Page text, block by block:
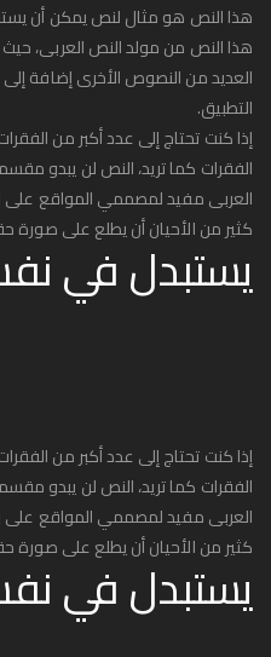
هذا النص هو مثال لنص يمكن أن
هذا النص من مولد النص العربى،
العديد من النصوص الأخرى إضافة
التطبيق.
إذا كنت تحتاج إلى عدد أكبر من
الفقرات كما تريد، النص لن يبدو
العربى مفيد لمصممي المواقع
كثير من الأحيان أن يطلع على صورة
يستبدل في
إذا كنت تحتاج إلى عدد أكبر من
الفقرات كما تريد، النص لن يبدو
العربى مفيد لمصممي المواقع
كثير من الأحيان أن يطلع على صورة
يستبدل في